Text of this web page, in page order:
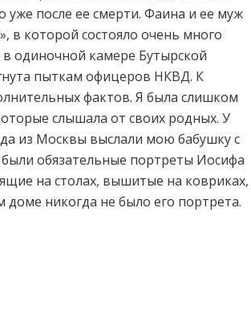
уже после ее смерти. Фаина и ее муж
в которой состояло очень много
в одиночной камере Бутырской
пыткам офицеров НКВД. К
фактов. Я была слишком
слышала от своих родных. У
из Москвы выслали мою бабушку с
обязательные портреты Иосифа
на столах, вышитые на ковриках,
никогда не было его портрета.